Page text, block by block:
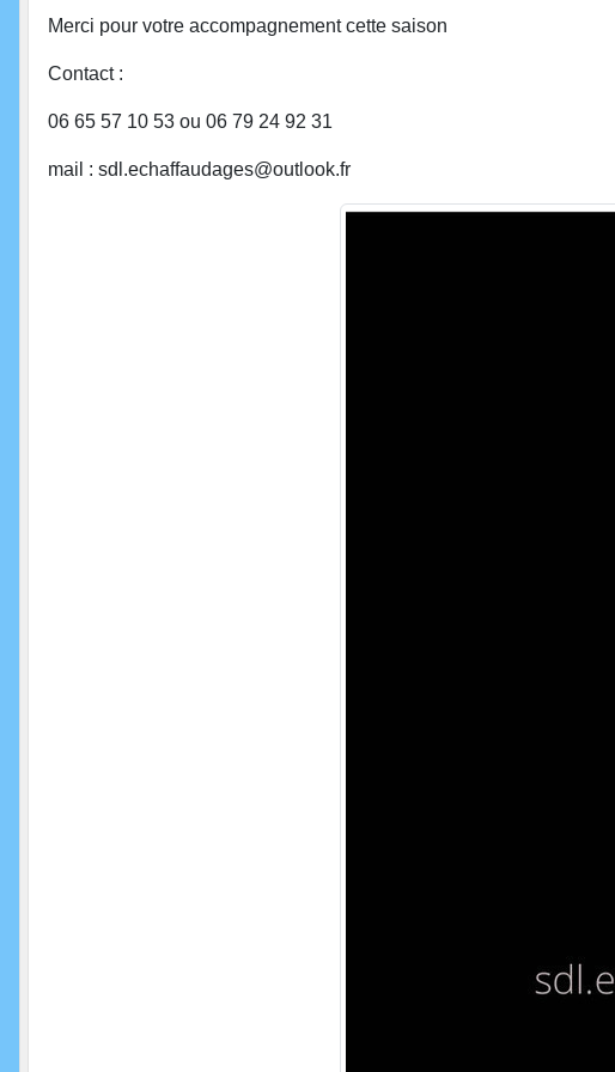
Merci pour votre accompagnement cette saison
Contact :
06 65 57 10 53 ou 06 79 24 92 31
mail : sdl.echaffaudages@outlook.fr